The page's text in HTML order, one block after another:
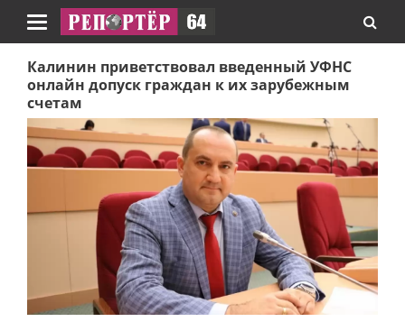
Навигация
Калинин приветствовал введенный УФНС
онлайн допуск граждан к их зарубежным
счетам